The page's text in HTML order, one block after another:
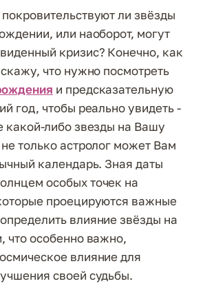
ли звёзды
или наоборот, могут
кризис? Конечно, как
что нужно посмотреть
и предсказательную
год, чтобы реально увидеть -
какой-либо звезды на Вашу
только астролог может Вам
календарь. Зная даты
особых точек на
проецируются важные
влияние звёзды на
что особенно важно,
влияние для
своей судьбы.